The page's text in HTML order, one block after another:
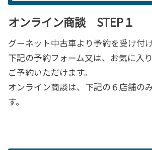
オンライン商談 STEP１
グーネット中古車より予約を受け付け
下記の予約フォーム又は、お気に入
ご予約いただけます。
オンライン商談は、下記の６店舗の
す。